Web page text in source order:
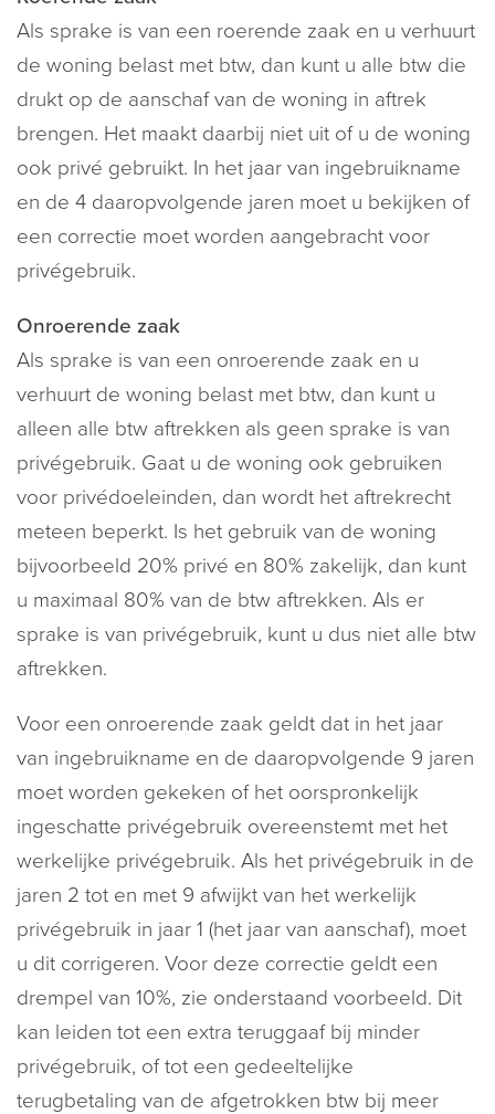
Als sprake is van een roerende zaak en u verhuurt
de woning belast met btw, dan kunt u alle btw die
drukt op de aanschaf van de woning in aftrek
brengen. Het maakt daarbij niet uit of u de woning
ook privé gebruikt. In het jaar van ingebruikname
en de 4 daaropvolgende jaren moet u bekijken of
een correctie moet worden aangebracht voor
privégebruik.
Onroerende zaak
Als sprake is van een onroerende zaak en u
verhuurt de woning belast met btw, dan kunt u
alleen alle btw aftrekken als geen sprake is van
privégebruik. Gaat u de woning ook gebruiken
voor privédoeleinden, dan wordt het aftrekrecht
meteen beperkt. Is het gebruik van de woning
bijvoorbeeld 20% privé en 80% zakelijk, dan kunt
u maximaal 80% van de btw aftrekken. Als er
sprake is van privégebruik, kunt u dus niet alle btw
aftrekken.
Voor een onroerende zaak geldt dat in het jaar
van ingebruikname en de daaropvolgende 9 jaren
moet worden gekeken of het oorspronkelijk
ingeschatte privégebruik overeenstemt met het
werkelijke privégebruik. Als het privégebruik in de
jaren 2 tot en met 9 afwijkt van het werkelijk
privégebruik in jaar 1 (het jaar van aanschaf), moet
u dit corrigeren. Voor deze correctie geldt een
drempel van 10%, zie onderstaand voorbeeld. Dit
kan leiden tot een extra teruggaaf bij minder
privégebruik, of tot een gedeeltelijke
terugbetaling van de afgetrokken btw bij meer